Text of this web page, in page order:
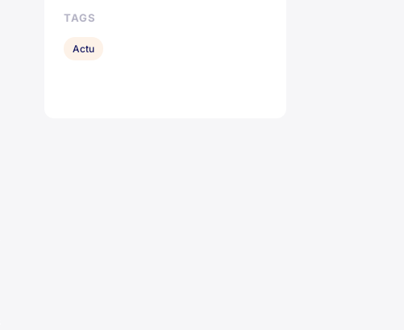
TAGS
Actu